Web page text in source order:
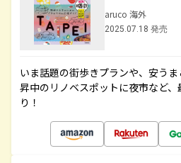
aruco 海外
2025.07.18 発売
いま話題の街歩きプランや、安う
昇中のリノベスポットに夜市など
り！